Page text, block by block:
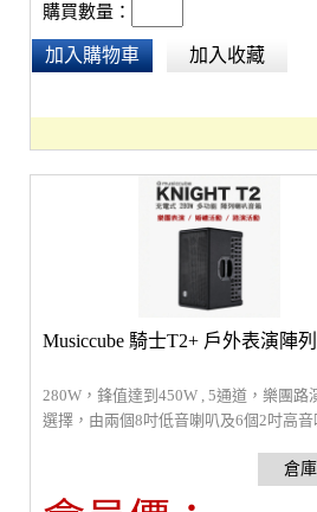
購買數量：
加入購物車 加入收藏
Musiccube 騎士T2+ 戶外表演陣
280W，鋒值達到450W , 5通道，樂團路
選擇，由兩個8吋低音喇叭及6個2吋高
手，可清晰聽到自己的聲音，5個6.35mm
通用輸入口，適合各種樂器及麥克風，獨